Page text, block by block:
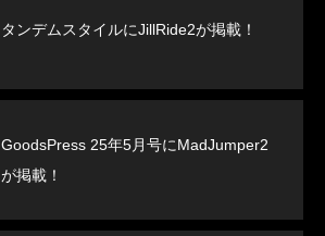
タンデムスタイルにJillRide2が掲載！
GoodsPress 25年5月号にMadJumper2
が掲載！